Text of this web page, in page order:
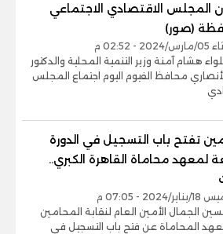
المجلس الاقتصادي الاجتماعي
(صور)
- 02:52 م
هشام آمنة وزير التنمية المحلية والدكتور
محافظ الفيوم اليوم اجتماع المجلس
تفتح باب التسجيل في الدورة
لمعهد محاماة القاهرة الكبري..
2024 - 07:05 م
الجمال الأمين العام لنقابة المحامين
المحاماة عن فتح باب التسجيل في